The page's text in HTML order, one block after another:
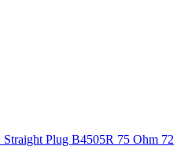
Plug B4505R 75 Ohm 72